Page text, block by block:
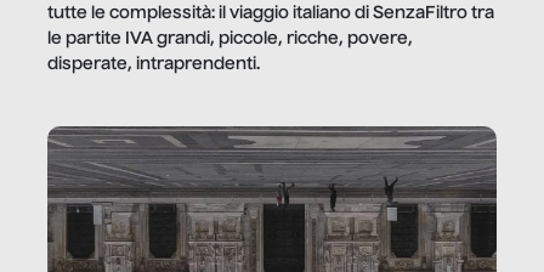
tutte le complessità: il viaggio italiano di SenzaFiltro tra
le partite IVA grandi, piccole, ricche, povere,
disperate, intraprendenti.